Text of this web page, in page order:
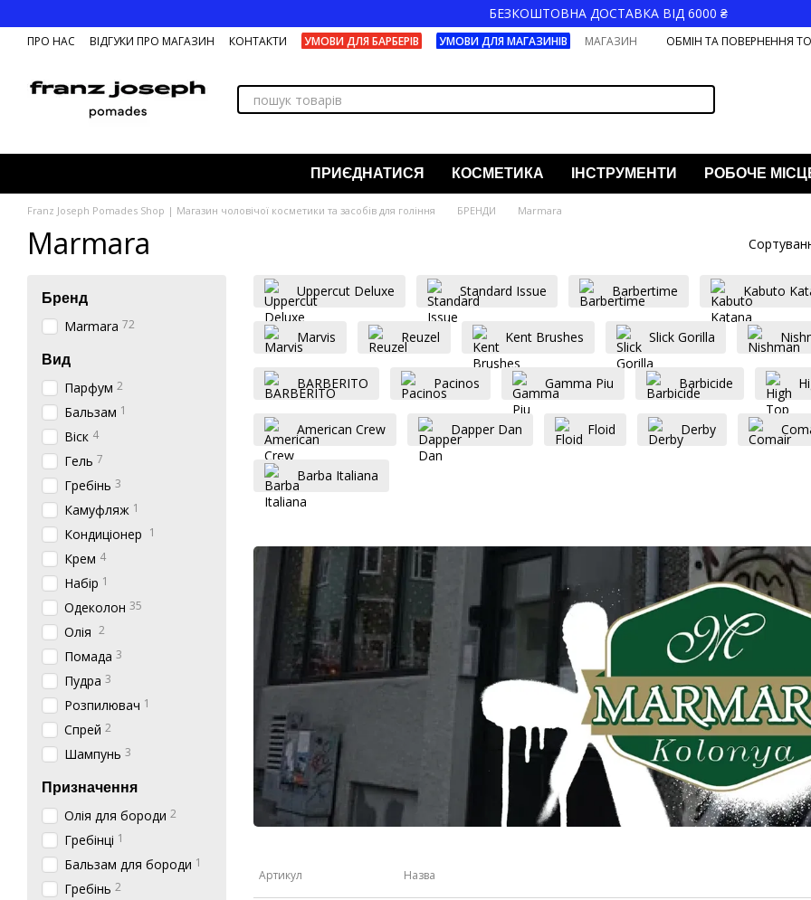
БЕЗКОШТОВНА ДОСТАВКА ВІД 6000 ₴
ПРО НАС ВІДГУКИ ПРО МАГАЗИН КОНТАКТИ УМОВИ ДЛЯ БАРБЕРІВ УМОВИ ДЛЯ МАГАЗИНІВ МАГАЗИН ОБМІН ТА ПОВЕРНЕННЯ
ПРИЄДНАТИСЯ КОСМЕТИКА ІНСТРУМЕНТИ РОБОЧЕ
Franz Joseph Pomades Shop | Магазин чоловічої косметики та засобів для гоління БРЕНДИ Marmara
Marmara
Uppercut Deluxe Standard Issue Barbertime Kabuto
Marvis Reuzel Kent Brushes Slick Gorilla
BARBERITO Pacinos Gamma Piu Barbicide
American Crew Dapper Dan Floid Derby
Barba Italiana
Артикул Назва
Бренд
Marmara 72
Вид
Парфум 2
Бальзам 1
Віск 4
Гель 7
Гребінь 3
Камуфляж 1
Кондиціонер 1
Крем 4
Набір 1
Одеколон 35
Олія 2
Помада 3
Пудра 3
Розпилювач 1
Спрей 2
Шампунь 3
Призначення
Олія для бороди 2
Гребінці 1
Бальзам для бороди 1
Гребінь 2